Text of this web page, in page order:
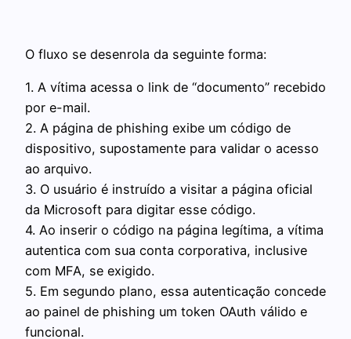
O fluxo se desenrola da seguinte forma:
1. A vítima acessa o link de “documento” recebido
por e-mail.
2. A página de phishing exibe um código de
dispositivo, supostamente para validar o acesso
ao arquivo.
3. O usuário é instruído a visitar a página oficial
da Microsoft para digitar esse código.
4. Ao inserir o código na página legítima, a vítima
autentica com sua conta corporativa, inclusive
com MFA, se exigido.
5. Em segundo plano, essa autenticação concede
ao painel de phishing um token OAuth válido e
funcional.